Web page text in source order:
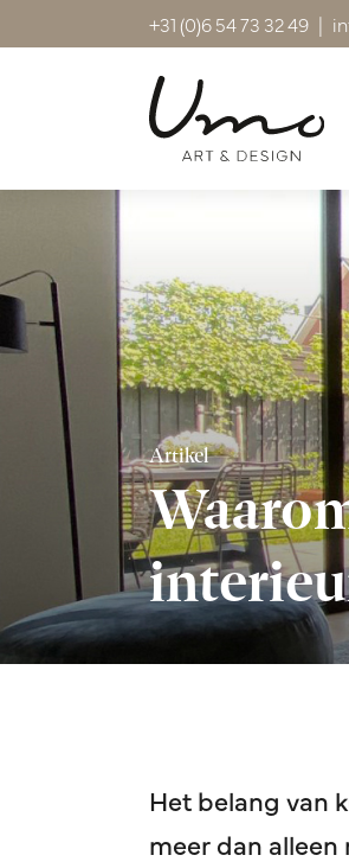
+31 (0)6 54 73 32 49 |
Artikel
Het belang van
meer dan